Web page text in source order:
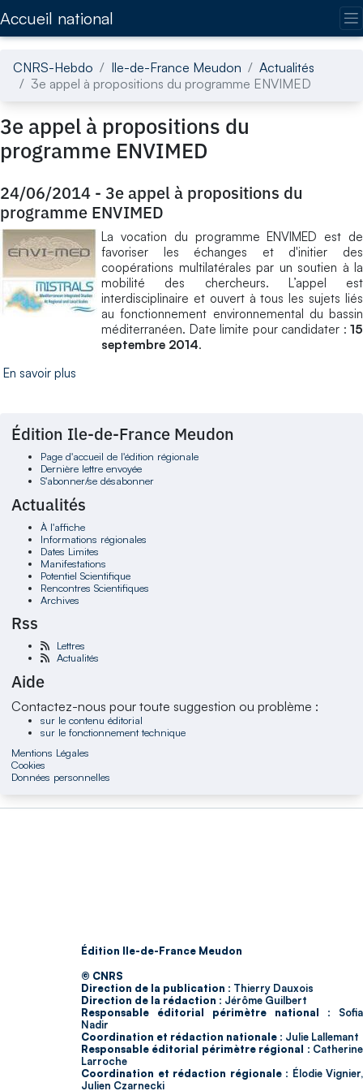
Accueil national
CNRS-Hebdo Ile-de-France Meudon
Actualités
3e appel à propositions du programme ENVIMED
3e appel à propositions du
programme ENVIMED
24/06/2014 - 3e appel à propositions du
programme ENVIMED
La vocation du programme ENVIMED est de
favoriser les échanges et d'initier des
coopérations multilatérales par un soutien à la
mobilité des chercheurs. L’appel est
interdisciplinaire et ouvert à tous les sujets liés
au fonctionnement environnemental du bassin
méditerranéen. Date limite pour candidater : 15
septembre 2014.
En savoir plus
Édition Ile-de-France Meudon
Page d'accueil de l'édition régionale
Dernière lettre envoyée
S'abonner/se désabonner
Actualités
À l'affiche
Informations régionales
Dates Limites
Manifestations
Potentiel Scientifique
Rencontres Scientifiques
Archives
Rss
Lettres
Actualités
Aide
Contactez-nous pour toute suggestion ou problème :
sur le contenu éditorial
sur le fonctionnement technique
Mentions Légales
Cookies
Données personnelles
Édition Ile-de-France Meudon
© CNRS
Direction de la publication : Thierry Dauxois
Direction de la rédaction : Jérôme Guilbert
Responsable éditorial périmètre national : Sofia
Nadir
Coordination et rédaction nationale : Julie Lallemant
Responsable éditorial périmètre régional : Catherine
Larroche
Coordination et rédaction régionale : Élodie Vignier,
Julien Czarnecki